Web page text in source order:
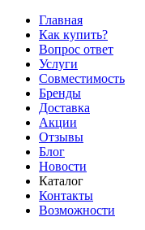
Главная
Как купить?
Вопрос ответ
Услуги
Совместимость
Бренды
Доставка
Акции
Отзывы
Блог
Новости
Каталог
Контакты
Возможности